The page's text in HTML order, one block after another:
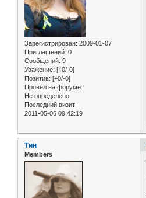
Зарегистрирован: 2009-01-07
Приглашений: 0
Сообщений: 9
Уважение: [+0/-0]
Позитив: [+0/-0]
Провел на форуме:
Не определено
Последний визит:
2011-05-06 09:42:19
Тин
Members